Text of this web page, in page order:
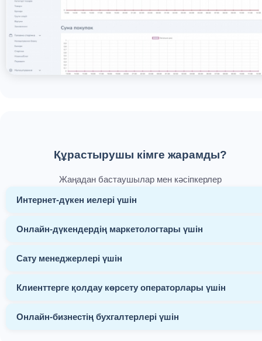
Құрастырушы кімге жарамды?
Жаңадан бастаушылар мен кәсіпкерлер
Интернет-дүкен иелері үшін
Онлайн-дүкендердің маркетологтары үшін
Сату менеджерлері үшін
Клиенттерге қолдау көрсету операторлары үшін
Онлайн-бизнестің бухгалтерлері үшін